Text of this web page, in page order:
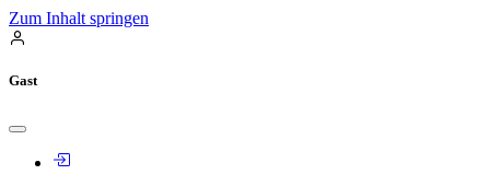
Zum Inhalt springen
Gast